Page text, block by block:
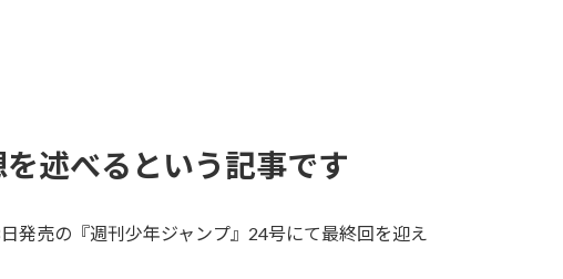
述べるという記事です
発売の『週刊少年ジャンプ』24号にて最終回を迎え